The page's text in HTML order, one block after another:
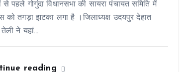
से पहले गोगुंदा विधानसभा की सायरा पंचायत समिति में
को तगड़ा झटका लगा है ।जिलाध्यक्ष उदयपुर देहात
तेली ने यहां…
reading